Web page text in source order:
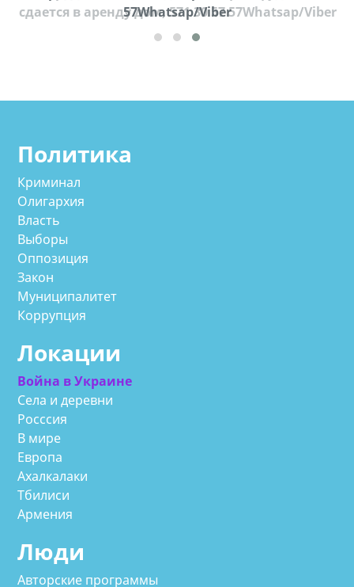
cдается в аренду дом, 571 30 57 57Whatsap/Viber
57Whatsap/Viber
Политика
Криминал
Олигархия
Власть
Выборы
Оппозиция
Закон
Муниципалитет
Коррупция
Локации
Война в Украине
Села и деревни
Росссия
В мире
Европа
Ахалкалаки
Тбилиси
Армения
Люди
Авторские программы